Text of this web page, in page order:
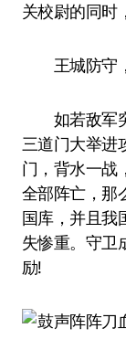
关校尉的同时
王城防守，
如若敌军突
三道门大举进
门，背水一战
全部阵亡，那
国库，并且我
失惨重。守卫
励!